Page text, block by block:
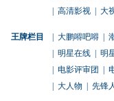
高清影视 大
王牌栏目 大鹏嘚吧嘚
明星在线
明
电影评审团
大人物 先锋